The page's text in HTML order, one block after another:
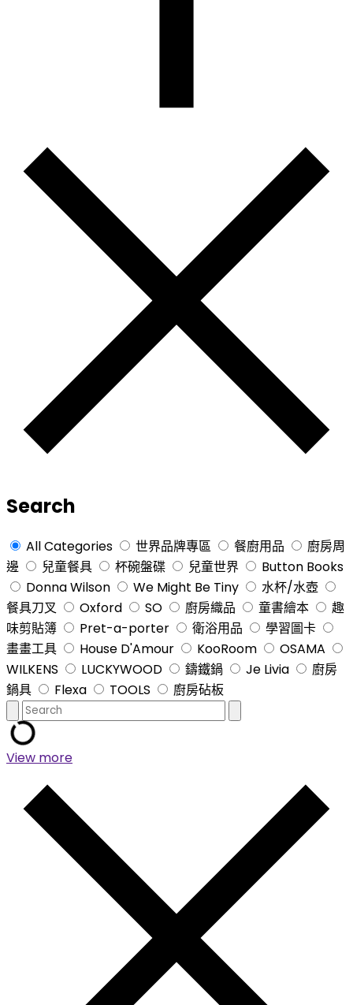
Search
All Categories 世界品牌專區 餐廚用品
廚房周
邊
兒童餐具 杯碗盤碟 兒童世界
Button Books
Donna Wilson
We Might Be Tiny
水杯/水壺
餐具刀叉
Oxford SO 廚房織品 童書繪本
趣
味剪貼簿
Pret-a-porter 衛浴用品
學習圖卡
畫畫工具
House D'Amour KooRoom
OSAMA
WILKENS
LUCKYWOOD 鑄鐵鍋 Je Livia
廚房
鍋具
Flexa TOOLS 廚房砧板
View more